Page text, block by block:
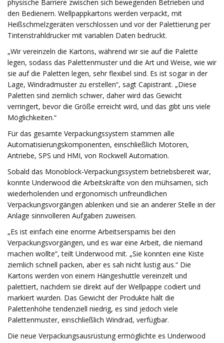
physische Barriere zwischen sich bewegenden Betrieben und
den Bedienern. Wellpappkartons werden verpackt, mit
Heißschmelzgeräten verschlossen und vor der Palettierung per
Tintenstrahldrucker mit variablen Daten bedruckt.
„Wir vereinzeln die Kartons, während wir sie auf die Palette
legen, sodass das Palettenmuster und die Art und Weise, wie wir
sie auf die Paletten legen, sehr flexibel sind. Es ist sogar in der
Lage, Windradmuster zu erstellen“, sagt Capistrant. „Diese
Paletten sind ziemlich schwer, daher wird das Gewicht
verringert, bevor die Größe erreicht wird, und das gibt uns viele
Möglichkeiten.“
Für das gesamte Verpackungssystem stammen alle
Automatisierungskomponenten, einschließlich Motoren,
Antriebe, SPS und HMI, von Rockwell Automation.
Sobald das Monoblock-Verpackungssystem betriebsbereit war,
konnte Underwood die Arbeitskräfte von den mühsamen, sich
wiederholenden und ergonomisch unfreundlichen
Verpackungsvorgängen ablenken und sie an anderer Stelle in der
Anlage sinnvolleren Aufgaben zuweisen.
„Es ist einfach eine enorme Arbeitsersparnis bei den
Verpackungsvorgängen, und es war eine Arbeit, die niemand
machen wollte“, teilt Underwood mit. „Sie konnten eine Kiste
ziemlich schnell packen, aber es sah nicht lustig aus.“ Die
Kartons werden von einem Hängeshuttle vereinzelt und
palettiert, nachdem sie direkt auf der Wellpappe codiert und
markiert wurden. Das Gewicht der Produkte hält die
Palettenhöhe tendenziell niedrig, es sind jedoch viele
Palettenmuster, einschließlich Windrad, verfügbar.
Die neue Verpackungsausrüstung ermöglichte es Underwood